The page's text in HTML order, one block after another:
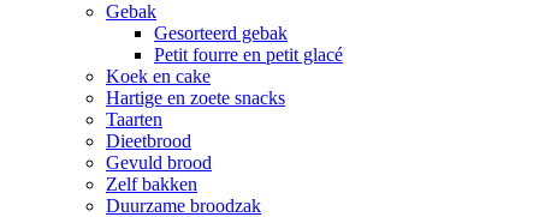
Gebak
Gesorteerd gebak
Petit fourre en petit glacé
Koek en cake
Hartige en zoete snacks
Taarten
Dieetbrood
Gevuld brood
Zelf bakken
Duurzame broodzak